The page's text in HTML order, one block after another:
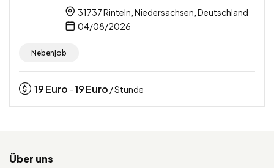
31737 Rinteln, Niedersachsen, Deutschland
04/08/2026
Nebenjob
19Euro -19Euro / Stunde
Über uns